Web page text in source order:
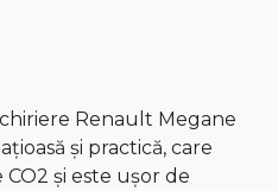
Renault Megane
și practică, care
și este ușor de